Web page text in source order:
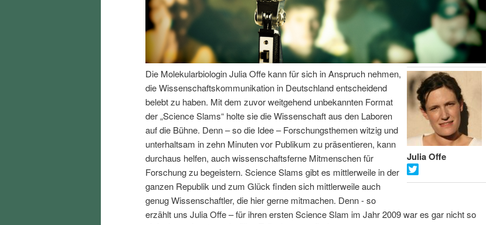
I
h
a
l
t
s
p
e
I
n
h
a
l
t
Julia Offe
Die Molekularbiologin Julia Offe kann für sich in Anspruch nehmen,
die Wissenschaftskommunikation in Deutschland entscheidend
belebt zu haben. Mit dem zuvor weitgehend unbekannten Format
der „Science Slams“ holte sie die Wissenschaft aus den Laboren
auf die Bühne. Denn – so die Idee – Forschungsthemen witzig und
unterhaltsam in zehn Minuten vor Publikum zu präsentieren, kann
durchaus helfen, auch wissenschaftsferne Mitmenschen für
Forschung zu begeistern. Science Slams gibt es mittlerweile in der
ganzen Republik und zum Glück finden sich mittlerweile auch
genug Wissenschaftler, die hier gerne mitmachen. Denn - so
erzählt uns Julia Offe – für ihren ersten Science Slam im Jahr 2009 war es gar nicht so